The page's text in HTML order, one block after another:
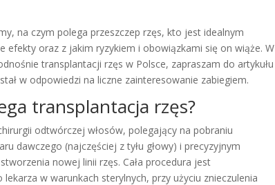
na czym polega przeszczep rzęs, kto jest idealnym
efekty oraz z jakim ryzykiem i obowiązkami się on wiąże. W
transplantacji rzęs w Polsce, zapraszam do artykułu
w odpowiedzi na liczne zainteresowanie zabiegiem.
transplantacja rzęs?
odtwórczej włosów, polegający na pobraniu
dawczego (najczęściej z tyłu głowy) i precyzyjnym
nowej linii rzęs. Cała procedura jest
w warunkach sterylnych, przy użyciu znieczulenia